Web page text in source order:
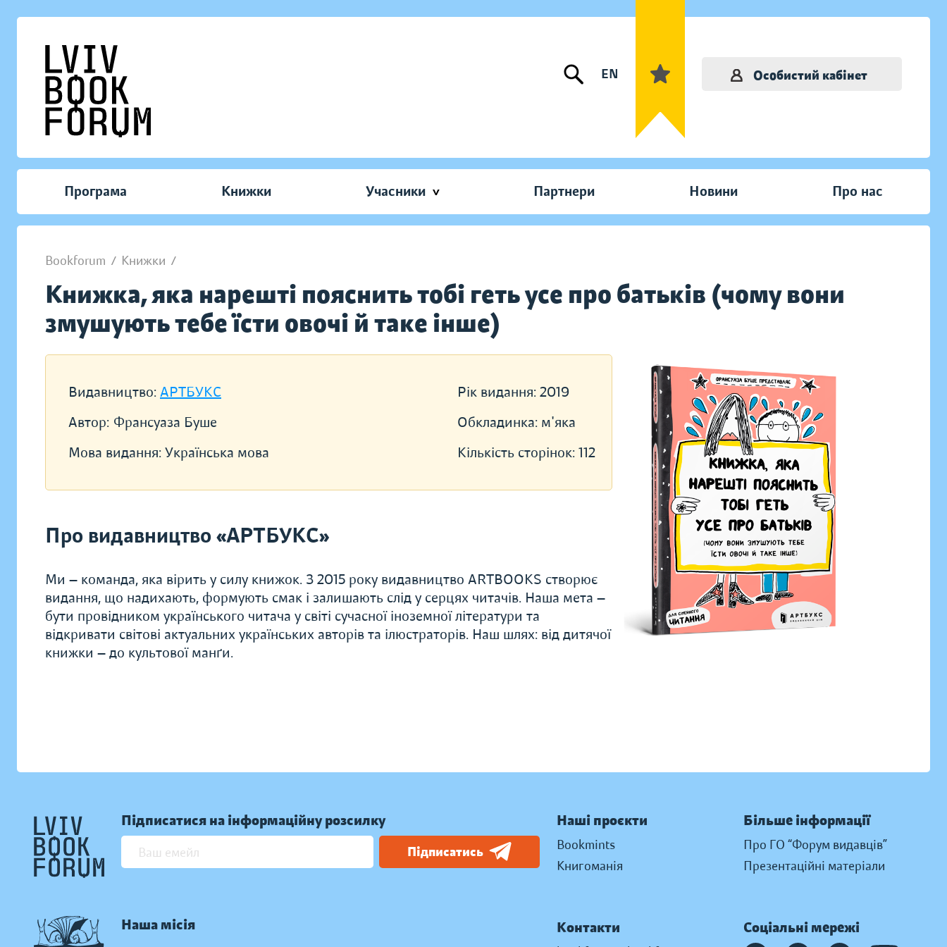
EN Особистий кабінет
Програма Книжки Учасники Партнери Новини Про нас
Bookforum / Книжки /
Книжка, яка нарешті пояснить тобі геть усе про батьків (чому вони
змушують тебе їсти овочі й таке інше)
Видавництво: АРТБУКС
Автор: Франсуаза Буше
Мова видання: Українська мова
Рік видання: 2019
Обкладинка: м'яка
Кількість сторінок: 112
Про видавництво «АРТБУКС»
Ми — команда, яка вірить у силу книжок. З 2015 року видавництво ARTBOOKS створює
видання, що надихають, формують смак і залишають слід у серцях читачів. Наша мета —
бути провідником українського читача у світі сучасної іноземної літератури та
відкривати світові актуальних українських авторів та ілюстраторів. Наш шлях: від дитячої
книжки — до культової манґи.
Підписатися на інформаційну розсилку
Підписатись
Наша місія
Наші проєкти
Bookmints
Книгоманія
Більше інформації
Про ГО “Форум видавців”
Презентаційні матеріали
Контакти Соціальні мережі